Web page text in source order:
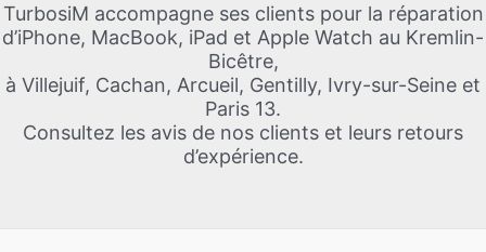
TurbosiM accompagne ses clients pour la réparation
d’iPhone, MacBook, iPad et Apple Watch au Kremlin-
Bicêtre,
à Villejuif, Cachan, Arcueil, Gentilly, Ivry-sur-Seine et
Paris 13.
Consultez les avis de nos clients et leurs retours
d’expérience.